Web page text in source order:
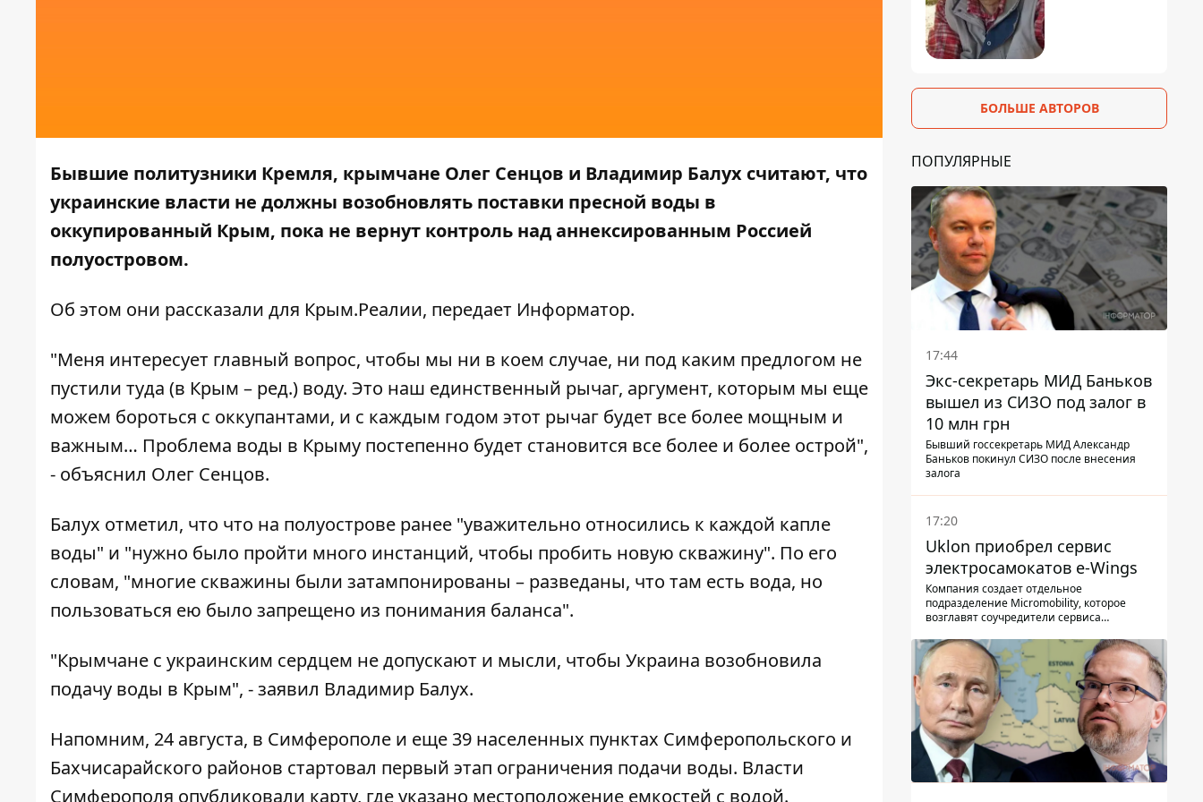
Бывшие политузники Кремля, крымчане Олег Сенцов и Владимир Балух считают, что
украинские власти не должны возобновлять поставки пресной воды в
оккупированный Крым, пока не вернут контроль над аннексированным Россией
полуостровом.
Об этом они рассказали для Крым.Реалии, передает Информатор.
"Меня интересует главный вопрос, чтобы мы ни в коем случае, ни под каким предлогом не
пустили туда (в Крым – ред.) воду. Это наш единственный рычаг, аргумент, которым мы еще
можем бороться с оккупантами, и с каждым годом этот рычаг будет все более мощным и
важным… Проблема воды в Крыму постепенно будет становится все более и более острой",
- объяснил Олег Сенцов.
Балух отметил, что что на полуострове ранее "уважительно относились к каждой капле
воды" и "нужно было пройти много инстанций, чтобы пробить новую скважину". По его
словам, "многие скважины были затампонированы – разведаны, что там есть вода, но
пользоваться ею было запрещено из понимания баланса".
"Крымчане с украинским сердцем не допускают и мысли, чтобы Украина возобновила
подачу воды в Крым", - заявил Владимир Балух.
Напомним, 24 августа, в Симферополе и еще 39 населенных пунктах Симферопольского и
Бахчисарайского районов стартовал первый этап ограничения подачи воды. Власти
Симферополя опубликовали карту, где указано местоположение емкостей с водой.
БОЛЬШЕ АВТОРОВ
ПОПУЛЯРНЫЕ
17:44
Экс-секретарь МИД Баньков
вышел из СИЗО под залог в
10 млн грн
Бывший госсекретарь МИД Александр
Баньков покинул СИЗО после внесения
залога
17:20
Uklon приобрел сервис
электросамокатов e-Wings
Компания создает отдельное
подразделение Micromobility, которое
возглавят соучредители сервиса